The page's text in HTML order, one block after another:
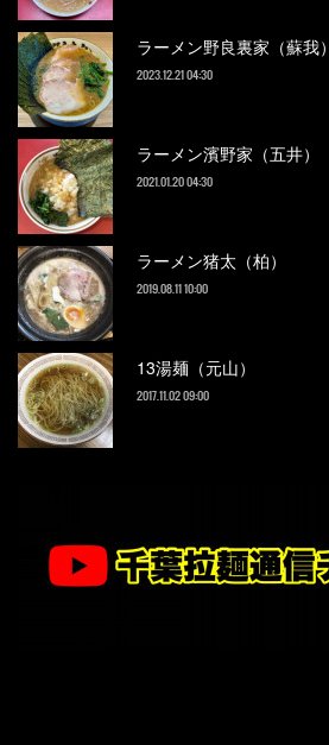
ラーメン野良裏家（蘇我）
2023.12.21 04:30
ラーメン濱野家（五井）
2021.01.20 04:30
ラーメン猪太（柏）
2019.08.11 10:00
13湯麺（元山）
2017.11.02 09:00